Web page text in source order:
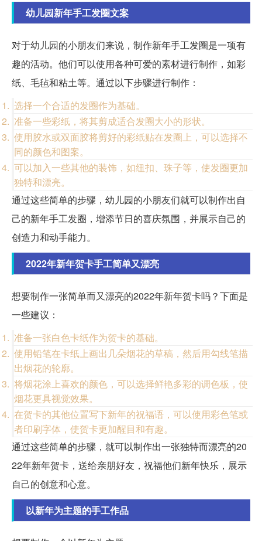
幼儿园新年手工发圈文案
对于幼儿园的小朋友们来说，制作新年手工发圈是一项有
趣的活动。他们可以使用各种可爱的素材进行制作，如彩
纸、毛毡和粘土等。通过以下步骤进行制作：
选择一个合适的发圈作为基础。
准备一些彩纸，将其剪成适合发圈大小的形状。
使用胶水或双面胶将剪好的彩纸贴在发圈上，可以选择不
同的颜色和图案。
可以加入一些其他的装饰，如纽扣、珠子等，使发圈更加
独特和漂亮。
通过这些简单的步骤，幼儿园的小朋友们就可以制作出自
己的新年手工发圈，增添节日的喜庆氛围，并展示自己的
创造力和动手能力。
2022年新年贺卡手工简单又漂亮
想要制作一张简单而又漂亮的2022年新年贺卡吗？下面是
一些建议：
准备一张白色卡纸作为贺卡的基础。
使用铅笔在卡纸上画出几朵烟花的草稿，然后用勾线笔描
出烟花的轮廓。
将烟花涂上喜欢的颜色，可以选择鲜艳多彩的调色板，使
烟花更具视觉效果。
在贺卡的其他位置写下新年的祝福语，可以使用彩色笔或
者印刷字体，使贺卡更加醒目和有趣。
通过这些简单的步骤，就可以制作出一张独特而漂亮的20
22年新年贺卡，送给亲朋好友，祝福他们新年快乐，展示
自己的创意和心意。
以新年为主题的手工作品